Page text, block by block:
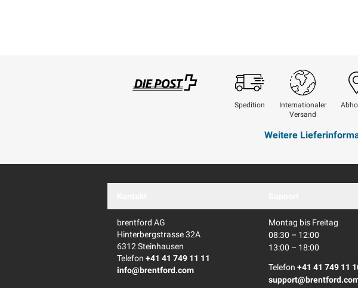
Spedition
Internationaler
Versand
Weitere
brentford AG
Hinterbergstrasse 32A
6312 Steinhausen
Telefon +41 41 749 11 11
info@brentford.com
Montag bis Freitag
08:30 – 12:00
13:00 – 18:00
Telefon +41 41 749 11